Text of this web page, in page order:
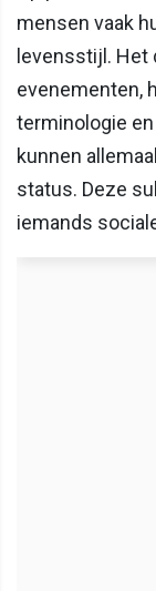
mensen vaak
levensstijl. Het
evenementen,
terminologie
kunnen
status. Deze
iemands